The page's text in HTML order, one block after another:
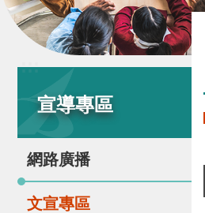
:::
宣導專區
網路廣播
文宣專區